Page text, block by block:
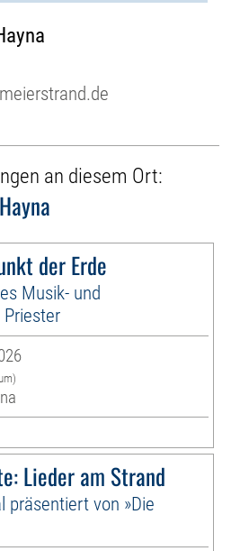
an diesem Ort:
der Erde
Musik- und
Lieder am Strand
präsentiert von »Die